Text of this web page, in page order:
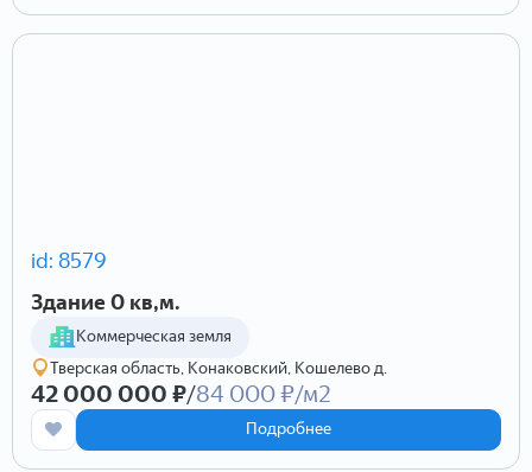
id: 8579
Здание 0 кв,м.
Коммерческая земля
Тверская область, Конаковский, Кошелево д.
Подробнее
42 000 000 ₽/84 000 ₽/м2